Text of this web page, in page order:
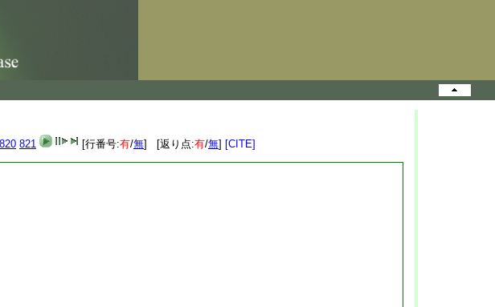
820 821 [行番号:有/無] [返り点:有/無] [CITE]